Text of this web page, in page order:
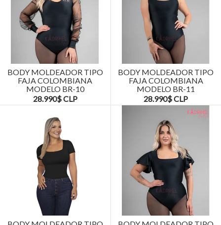
BODY MOLDEADOR TIPO
FAJA COLOMBIANA
MODELO BR-10
28.990$ CLP
BODY MOLDEADOR TIPO
FAJA COLOMBIANA
MODELO BR-11
28.990$ CLP